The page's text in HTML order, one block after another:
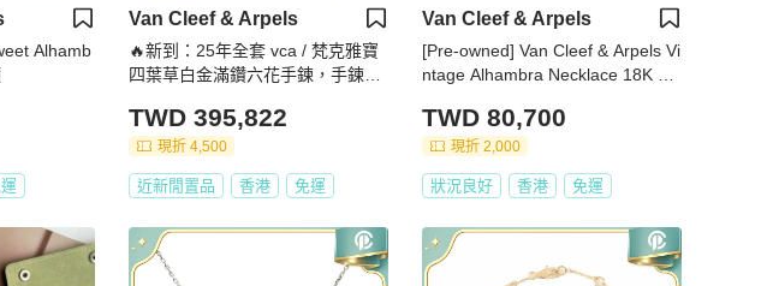
Alhamb
Van Cleef & Arpels
🔥新到：25年全套 vca / 梵克雅寶
四葉草白金滿鑽六花手鍊，手鍊長
都是完美匹配～ 附件：盒子、保
卡、說明書等全套
TWD 395,822
現折 4,500
近新閒置品 香港 免運
Van Cleef & Arpels
[Pre-owned] Van Cleef & Arpels Vi
ntage Alhambra Necklace 18K Yel
TWD 80,700
現折 2,000
狀況良好 香港 免運